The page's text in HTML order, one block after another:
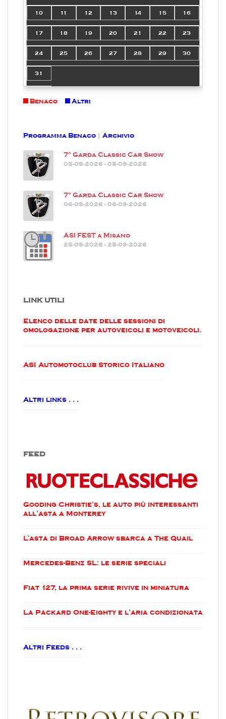
10 11 12 13 14 15 16
17 18 19 20 21 22 23
24 25 26 27 28 29 30
31
Benaco Altri
Programma Benaco | Archivio
7° Garda Classic Car Show
05-09-2026 - 05-09-2026
7° Garda Classic Car Show
06-09-2026 - 06-09-2026
ASI FEST a Misano
25-09-2026 - 25-09-2026
LINK UTILI
Elenco delle date delle sessioni di
omologazione per autoveicoli e motoveicoli.
ASI Automotoclub Storico Italiano
Altri links . . .
FEED
Gooding Christie’s, le auto più interessanti
all’asta a Monterey
L’asta di Broad Arrow sbarca a The Quail
Mercedes-Benz SL: le serie speciali
Fiat 127, la prima serie rivive in miniatura
La Packard One-Eighty e l’aria condizionata
Altri Feeds . . .